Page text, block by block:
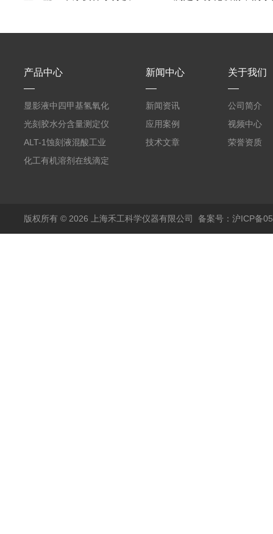
产品中心
显影液中四甲基氢氧化
铵的浓度测定仪
光刻胶水分含量测定仪
AKF-C6
ALT-1蚀刻液混酸工业
在线滴定分析仪
化工有机溶剂在线滴定
新闻中心
新闻资讯
应用案例
技术文章
关于我们
公司简介
视频中心
荣誉资质
版权所有 © 2026 上海禾工科学仪器有限公司 备案号：沪ICP备